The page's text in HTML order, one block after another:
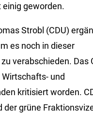
einig geworden.
Strobl (CDU)
es noch in dieser
verabschieden. Das
und
kritisiert worden.
der grüne